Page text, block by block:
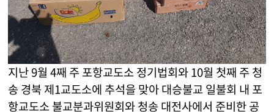
지난 9월 4째 주 포항교도소 정기법회와 10월 첫째 주 청
송 경북 제1교도소에 추석을 맞아 대승불교 일불회 내 포
항교도소 불교분과위원회와 청송 대전사에서 준비한 공